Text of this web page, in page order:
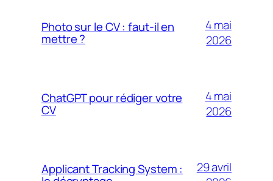
Photo sur le CV : faut-il en
mettre ?
4 mai
2026
ChatGPT pour rédiger votre
CV
4 mai
2026
Applicant Tracking System :
29 avril